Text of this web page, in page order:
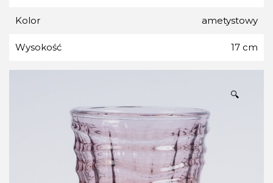
🔍
Kolor ametystowy
Wysokość 17 cm